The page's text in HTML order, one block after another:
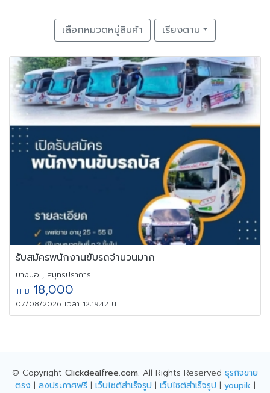
เลือกหมวดหมู่สินค้า เรียงตาม
รับสมัครพนักงานขับรถจำนวนมาก
บางบ่อ , สมุทรปราการ
THB 18,000
07/08/2026 เวลา 12:19:42 น.
© Copyright Clickdealfree.com. All Rights Reserved ธุรกิจขาย
ตรง | ลงประกาศฟรี| เว็บไซต์สำเร็จรูป | เว็บไซต์สำเร็จรูป | youpik |